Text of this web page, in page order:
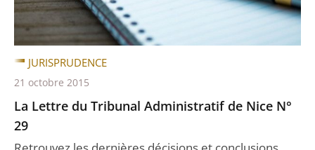
La Lettre du Tribunal Administratif de Nice N°
29
JURISPRUDENCE
21 octobre 2015